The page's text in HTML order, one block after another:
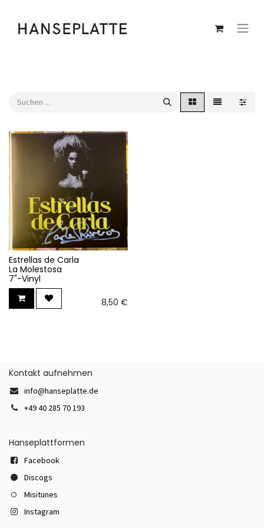
Estrellas de Carla
La Molestosa
7"-Vinyl
8,50 €
Kontakt aufnehmen
info@hanseplatte.de
+49 40 285 70 193
Hanseplattformen
Facebook
Discogs
Misitunes
Instagram